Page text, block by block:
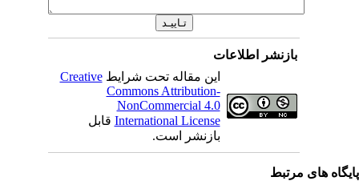
بازنشر اطلاعات
این مقاله تحت شرایطCreative
Commons Attribution-
NonCommercial 4.0
International Licenseقابل
بازنشر است.
های مرتبط